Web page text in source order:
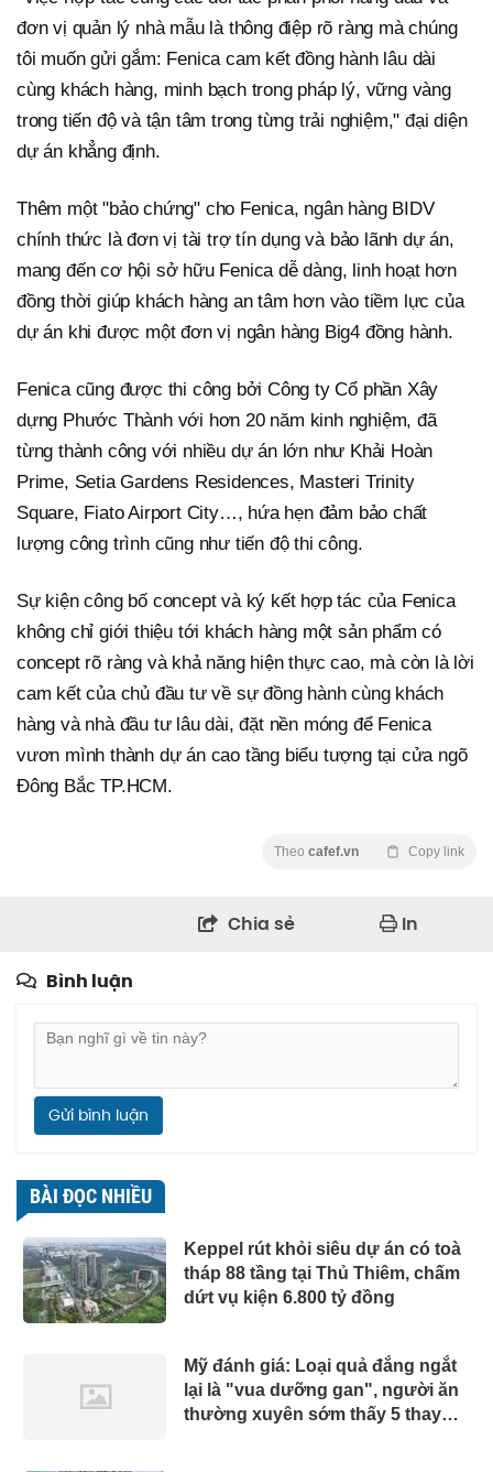
đơn vị quản lý nhà mẫu là thông điệp rõ ràng mà chúng
tôi muốn gửi gắm: Fenica cam kết đồng hành lâu dài
cùng khách hàng, minh bạch trong pháp lý, vững vàng
trong tiến độ và tận tâm trong từng trải nghiệm," đại diện
dự án khẳng định.
Thêm một "bảo chứng" cho Fenica, ngân hàng BIDV
chính thức là đơn vị tài trợ tín dụng và bảo lãnh dự án,
mang đến cơ hội sở hữu Fenica dễ dàng, linh hoạt hơn
đồng thời giúp khách hàng an tâm hơn vào tiềm lực của
dự án khi được một đơn vị ngân hàng Big4 đồng hành.
Fenica cũng được thi công bởi Công ty Cổ phần Xây
dựng Phước Thành với hơn 20 năm kinh nghiệm, đã
từng thành công với nhiều dự án lớn như Khải Hoàn
Prime, Setia Gardens Residences, Masteri Trinity
Square, Fiato Airport City…, hứa hẹn đảm bảo chất
lượng công trình cũng như tiến độ thi công.
Sự kiện công bố concept và ký kết hợp tác của Fenica
không chỉ giới thiệu tới khách hàng một sản phẩm có
concept rõ ràng và khả năng hiện thực cao, mà còn là lời
cam kết của chủ đầu tư về sự đồng hành cùng khách
hàng và nhà đầu tư lâu dài, đặt nền móng để Fenica
vươn mình thành dự án cao tầng biểu tượng tại cửa ngõ
Đông Bắc TP.HCM.
Theo cafef.vn Copy link
Chia sẻ In
Bình luận
Gửi bình luận
BÀI ĐỌC NHIỀU
Keppel rút khỏi siêu dự án có toà
tháp 88 tầng tại Thủ Thiêm, chấm
dứt vụ kiện 6.800 tỷ đồng
Mỹ đánh giá: Loại quả đắng ngắt
lại là "vua dưỡng gan", người ăn
thường xuyên sớm thấy 5 thay